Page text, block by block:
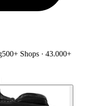
500+ Shops · 43.000+